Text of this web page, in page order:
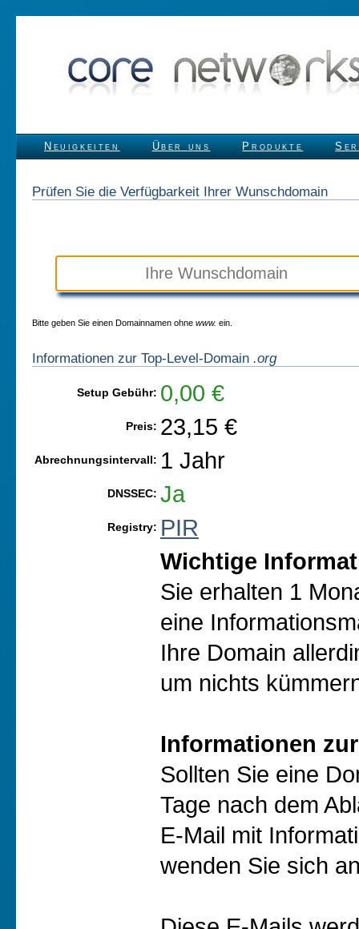
Neuigkeiten Über uns Produkte
Prüfen Sie die Verfügbarkeit Ihrer Wunschdomain
Bitte geben Sie einen Domainnamen ohne www. ein.
Informationen zur Top-Level-Domain .org
Setup Gebühr: 0,00 €
Preis: 23,15 €
Abrechnungsintervall: 1 Jahr
DNSSEC: Ja
Registry: PIR
Wichtige
Sie erhalten 1
eine
Ihre Domain
um nichts
Informationen
Sollten Sie eine
Tage nach dem
E-Mail mit
wenden Sie sich